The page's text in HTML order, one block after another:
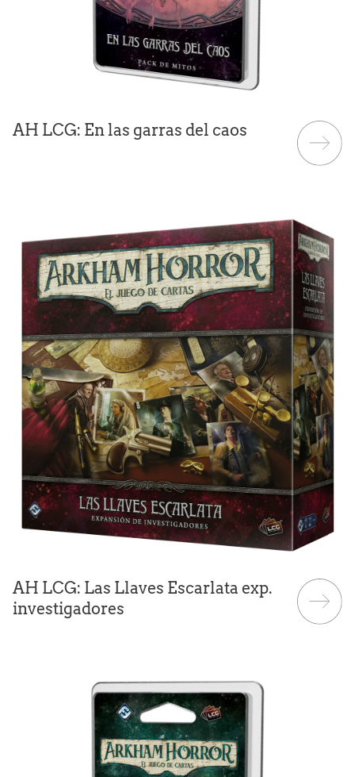
AH LCG: En las garras del caos
AH LCG: Las Llaves Escarlata exp.
investigadores